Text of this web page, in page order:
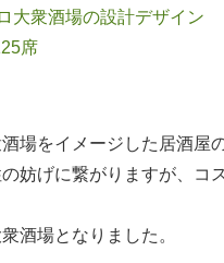
大衆酒場の設計デザイン
席
場をイメージした居酒屋
妨げに繋がりますが、
酒場となりました。